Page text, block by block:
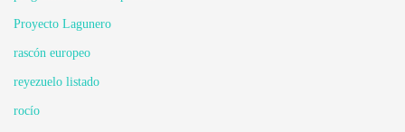
Proyecto Lagunero
rascón europeo
reyezuelo listado
rocío